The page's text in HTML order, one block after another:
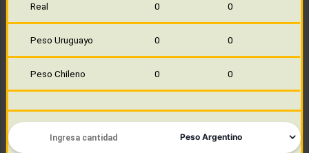
Real 0 0
Peso Uruguayo 0 0
Peso Chileno 0 0